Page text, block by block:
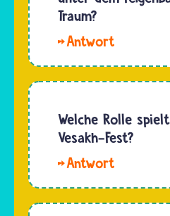
buddhistischer…
Religion
feste
Tradition.
Den
ihres Stifters …
Traum?
Der
hat unter
dem
nicht
geträumt
und sehr
Welche Rolle
Vesakh-Fest?
Buddhistinnen